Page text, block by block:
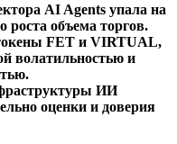
AI Agents упала на
роста объема торгов.
FET и VIRTUAL,
волатильностью и
ИИ
оценки и доверия